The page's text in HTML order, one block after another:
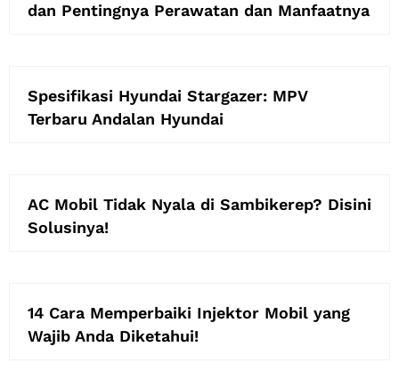
dan Pentingnya Perawatan dan Manfaatnya
Spesifikasi Hyundai Stargazer: MPV
Terbaru Andalan Hyundai
AC Mobil Tidak Nyala di Sambikerep? Disini
Solusinya!
14 Cara Memperbaiki Injektor Mobil yang
Wajib Anda Diketahui!